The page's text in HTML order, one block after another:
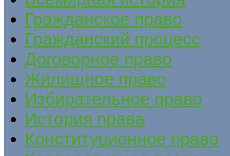
Гражданское право
Гражданский процесс
Договорное право
Жилищное право
Избирательное право
История права
Конституционное право